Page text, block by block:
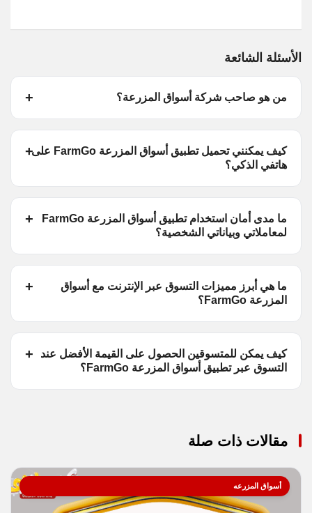
الأسئلة الشائعة
من هو صاحب شركة أسواق المزرعة؟
كيف يمكنني تحميل تطبيق أسواق المزرعة FarmGo على
هاتفي الذكي؟
ما مدى أمان استخدام تطبيق أسواق المزرعة FarmGo
لمعاملاتي وبياناتي الشخصية؟
ما هي أبرز مميزات التسوق عبر الإنترنت مع أسواق
المزرعة FarmGo؟
كيف يمكن للمتسوقين الحصول على القيمة الأفضل عند
التسوق عبر تطبيق أسواق المزرعة FarmGo؟
مقالات ذات صلة
أسواق المزرعه